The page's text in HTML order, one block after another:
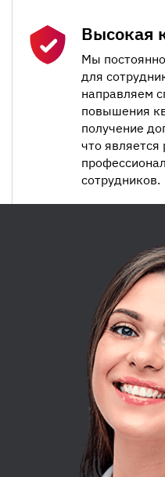
Высокая
Мы
для
направляем
повышения
получение
что
сотрудников.